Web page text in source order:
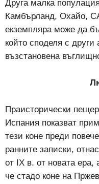
Друга малка
Камбърланд, Охайо,
екземпляра може да
който споделя с други
възстановена
Праисторически
Испания показват
тези коне преди
ранните записки,
от IX в. от новата ера,
че стадо коне на